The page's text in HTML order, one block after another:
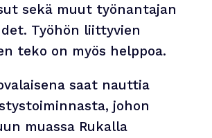
sekä muut työnantajan
Työhön liittyvien
teko on myös helppoa.
saat nauttia
johon
muassa Rukalla